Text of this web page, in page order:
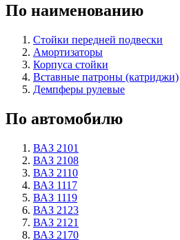
По наименованию
Стойки передней подвески
Амортизаторы
Корпуса стойки
Вставные патроны (катриджи)
Демпферы рулевые
По автомобилю
ВАЗ 2101
ВАЗ 2108
ВАЗ 2110
ВАЗ 1117
ВАЗ 1119
ВАЗ 2123
ВАЗ 2121
ВАЗ 2170